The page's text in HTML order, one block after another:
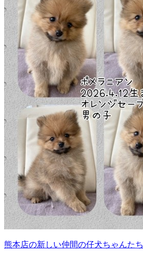
熊本店の新しい仲間の仔犬ちゃんたち